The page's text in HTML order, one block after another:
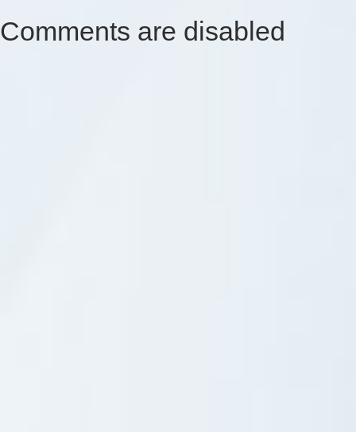
Comments are disabled